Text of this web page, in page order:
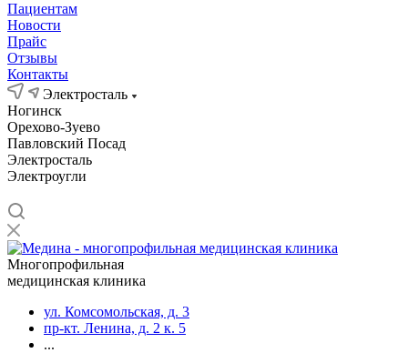
Пациентам
Новости
Прайс
Отзывы
Контакты
Электросталь
Ногинск
Орехово-Зуево
Павловский Посад
Электросталь
Электроугли
Многопрофильная
медицинская клиника
ул. Комсомольская, д. 3
пр-кт. Ленина, д. 2 к. 5
...